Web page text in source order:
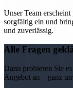
Unser Team
sorgfältig ein und
und zuverlässig.
Alle Fragen
Dann probieren Sie
Angebot an – ganz